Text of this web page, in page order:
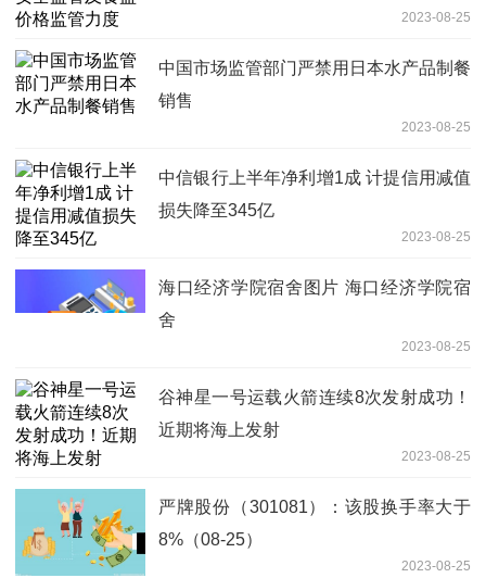
2023-08-25
中国市场监管部门严禁用日本水产品制餐
销售
2023-08-25
中信银行上半年净利增1成 计提信用减值
损失降至345亿
2023-08-25
海口经济学院宿舍图片 海口经济学院宿
舍
2023-08-25
谷神星一号运载火箭连续8次发射成功！
近期将海上发射
2023-08-25
严牌股份（301081）：该股换手率大于
8%（08-25）
2023-08-25